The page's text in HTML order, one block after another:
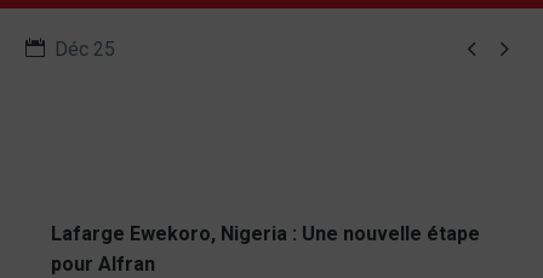
 
Déc 25
Lafarge Ewekoro, Nigeria : Une nouvelle étape
pour Alfran